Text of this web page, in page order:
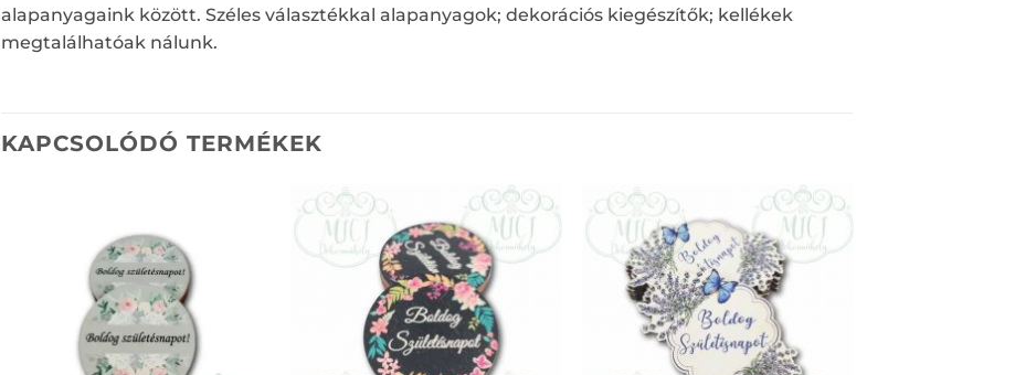
alapanyagaink között. Széles választékkal alapanyagok; dekorációs kiegészítők; kellékek
megtalálhatóak nálunk.
KAPCSOLÓDÓ TERMÉKEK